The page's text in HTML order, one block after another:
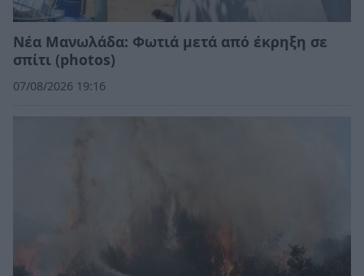
Νέα Μανωλάδα: Φωτιά μετά από έκρηξη σε
σπίτι (photos)
07/08/2026 19:16